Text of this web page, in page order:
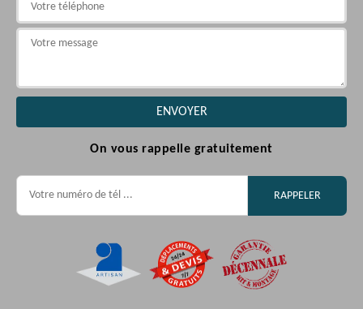
On vous rappelle gratuitement